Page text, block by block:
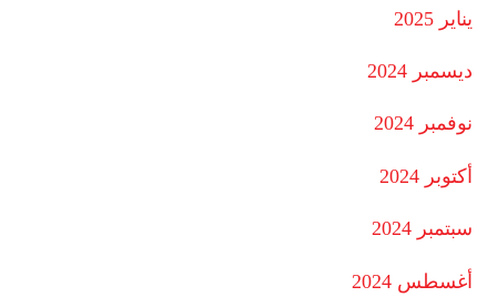
يناير 2025
ديسمبر 2024
نوفمبر 2024
أكتوبر 2024
سبتمبر 2024
أغسطس 2024